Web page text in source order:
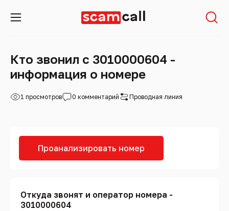
Кто звонил с 3010000604 -
информация о номере
1 просмотров 0 комментарий Проводная линия
Проанализировать номер
Откуда звонят и оператор номера -
3010000604